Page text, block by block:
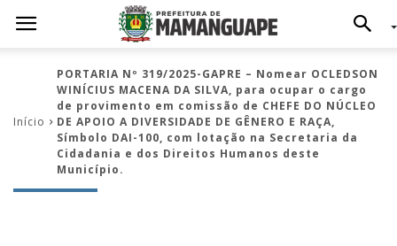
Início
PORTARIA Nº 319/2025-GAPRE – Nomear OCLEDSON
WINÍCIUS MACENA DA SILVA, para ocupar o cargo
de provimento em comissão de CHEFE DO NÚCLEO
DE APOIO A DIVERSIDADE DE GÊNERO E RAÇA,
Símbolo DAI-100, com lotação na Secretaria da
Cidadania e dos Direitos Humanos deste
Município.